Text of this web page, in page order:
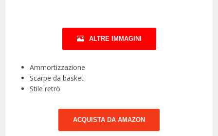
ALTRE IMMAGINI
Ammortizzazione
Scarpe da basket
Stile retrò
ACQUISTA DA AMAZON